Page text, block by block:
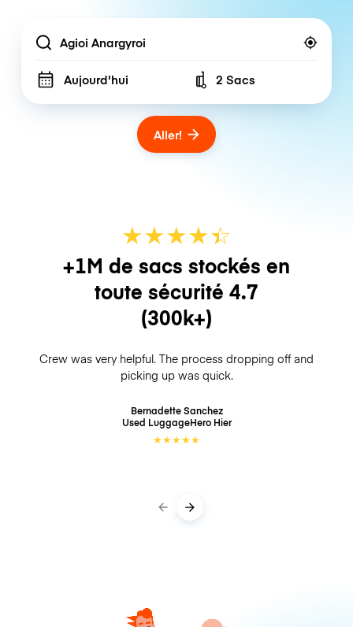
Location
Aujourd'hui Number of bags
2 Sacs
Aller!
★★★★☆
★
+1M de sacs stockés en
toute sécurité 4.7
(300k+)
Crew was very helpful. The process dropping off and
picking up was quick.
Bernadette Sanchez
Used LuggageHero Hier
★★★★★